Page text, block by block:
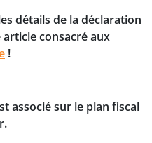
détails de la déclaration
article consacré aux
!
associé sur le plan fiscal